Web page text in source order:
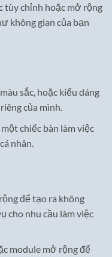
tùy chỉnh hoặc mở rộng
không gian của bạn
sắc, hoặc kiểu dáng
của mình.
chiếc bàn làm việc
nhân.
để tạo ra không
cho nhu cầu làm việc
module mở rộng để